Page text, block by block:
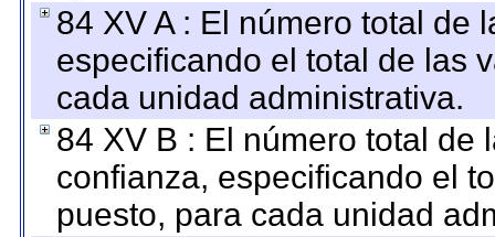
84 XV A : El número total de
especificando el total de las
cada unidad administrativa.
84 XV B : El número total de
confianza, especificando el
puesto, para cada unidad